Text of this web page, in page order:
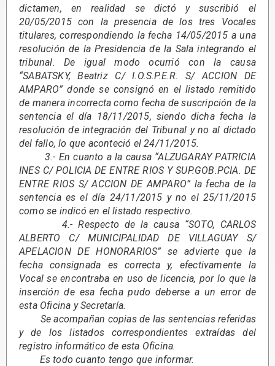
dictamen, en realidad se dictó y suscribió el
20/05/2015 con la presencia de los tres Vocales
titulares, correspondiendo la fecha 14/05/2015 a una
resolución de la Presidencia de la Sala integrando el
tribunal. De igual modo ocurrió con la causa
“SABATSKY, Beatriz C/ I.O.S.P.E.R. S/ ACCION DE
AMPARO” donde se consignó en el listado remitido
de manera incorrecta como fecha de suscripción de la
sentencia el día 18/11/2015, siendo dicha fecha la
resolución de integración del Tribunal y no al dictado
del fallo, lo que aconteció el 24/11/2015.
3.- En cuanto a la causa “ALZUGARAY PATRICIA
INES C/ POLICIA DE ENTRE RIOS Y SUP.GOB.PCIA. DE
ENTRE RIOS S/ ACCION DE AMPARO” la fecha de la
sentencia es el día 24/11/2015 y no el 25/11/2015
como se indicó en el listado respectivo.
4.- Respecto de la causa “SOTO, CARLOS
ALBERTO C/ MUNICIPALIDAD DE VILLAGUAY S/
APELACION DE HONORARIOS” se advierte que la
fecha consignada es correcta y, efectivamente la
Vocal se encontraba en uso de licencia, por lo que la
inserción de esa fecha pudo deberse a un error de
esta Oficina y Secretaría.
Se acompañan copias de las sentencias referidas
y de los listados correspondientes extraídas del
registro informático de esta Oficina.
Es todo cuanto tengo que informar.